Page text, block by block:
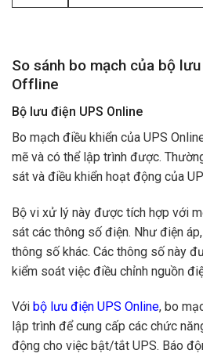
So sánh bo mạch của bộ
Offline
Bộ lưu điện UPS Online
Bo mạch điều khiển của UPS
mẽ và có thể lập trình được.
sát và điều khiển hoạt động của
Bộ vi xử lý này được tích hợp với
sát các thông số điện. Như điện
thông số khác. Các thông số này
kiểm soát việc điều chỉnh nguồn
Với bộ lưu điện UPS Online, bo
lập trình để cung cấp các chức
động cho việc bật/tắt UPS. Báo